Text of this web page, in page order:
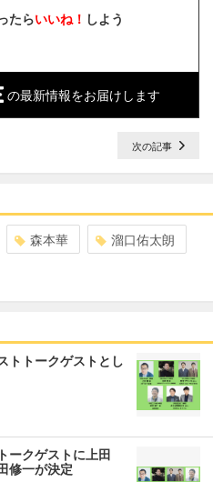
たらいいね！ しよう
の最新情報をお届けします
次の記事
森本華 溜口佑太朗
トークゲストとし
ークゲストに上田
修一が決定